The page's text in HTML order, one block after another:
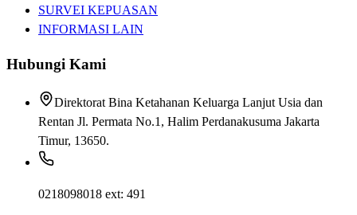
SURVEI KEPUASAN
INFORMASI LAIN
Hubungi Kami
Direktorat Bina Ketahanan Keluarga Lanjut Usia dan
Rentan Jl. Permata No.1, Halim Perdanakusuma Jakarta
Timur, 13650.
0218098018 ext: 491